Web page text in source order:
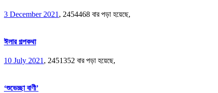
3 December 2021 , 2454468 বার পড়া হয়েছে,
ঈলার গল্পকথা
10 July 2021 , 2451352 বার পড়া হয়েছে,
‘শুভেচ্ছা বাণী’